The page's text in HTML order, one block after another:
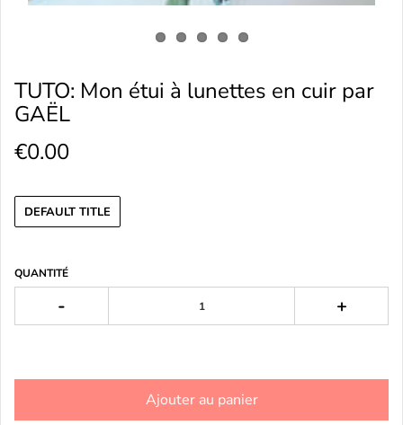
TUTO: Mon étui à lunettes en cuir par
GAËL
€0.00
DEFAULT TITLE
QUANTITÉ
- +
Ajouter au panier